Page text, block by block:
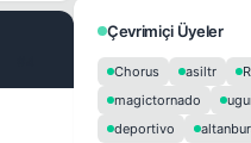
Çevrimiçi Üyeler
Chorus asiltr
magictornado
deportivo